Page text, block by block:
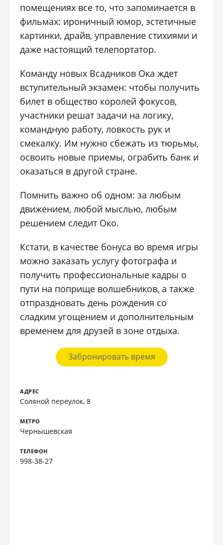
помещениях все то, что запоминается в
фильмах: ироничный юмор, эстетичные
картинки, драйв, управление стихиями и
даже настоящий телепортатор.
Команду новых Всадников Ока ждет
вступительный экзамен: чтобы получить
билет в общество королей фокусов,
участники решат задачи на логику,
командную работу, ловкость рук и
смекалку. Им нужно сбежать из тюрьмы,
освоить новые приемы, ограбить банк и
оказаться в другой стране.
Помнить важно об одном: за любым
движением, любой мыслью, любым
решением следит Око.
Кстати, в качестве бонуса во время игры
можно заказать услугу фотографа и
получить профессиональные кадры о
пути на поприще волшебников, а также
отпраздновать день рождения со
сладким угощением и дополнительным
временем для друзей в зоне отдыха.
Забронировать время
АДРЕС
Соляной переулок, 8
МЕТРО
Чернышевская
ТЕЛЕФОН
998-38-27